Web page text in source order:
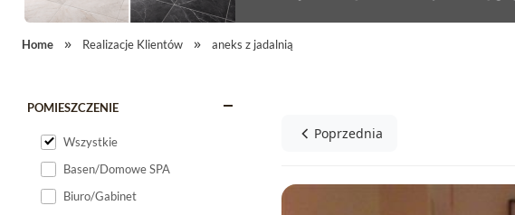
Home Realizacje Klientów aneks z jadalnią
POMIESZCZENIE
Wszystkie
Basen/Domowe SPA
Biuro/Gabinet
Poprzednia